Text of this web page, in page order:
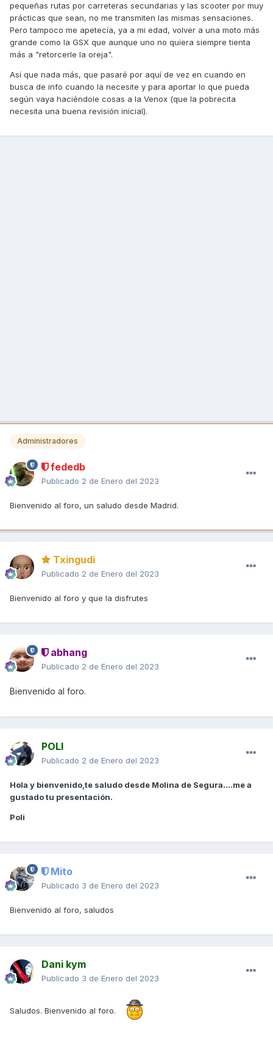
pequeñas rutas por carreteras secundarias y las scooter por muy
prácticas que sean, no me transmiten las mismas sensaciones.
Pero tampoco me apetecía, ya a mi edad, volver a una moto más
grande como la GSX que aunque uno no quiera siempre tienta
más a "retorcerle la oreja".
Así que nada más, que pasaré por aquí de vez en cuando en
busca de info cuando la necesite y para aportar lo que pueda
según vaya haciéndole cosas a la Venox (que la pobrecita
necesita una buena revisión inicial).
Administradores
fededb
Publicado 2 de Enero del 2023
Bienvenido al foro, un saludo desde Madrid.
Txingudi
Publicado 2 de Enero del 2023
Bienvenido al foro y que la disfrutes
abhang
Publicado 2 de Enero del 2023
Bienvenido al foro.
POLI
Publicado 2 de Enero del 2023
Hola y bienvenido,te saludo desde Molina de Segura....me a
gustado tu presentación.
Poli
Mito
Publicado 3 de Enero del 2023
Bienvenido al foro, saludos
Dani kym
Publicado 3 de Enero del 2023
Saludos. Bienvenido al foro.